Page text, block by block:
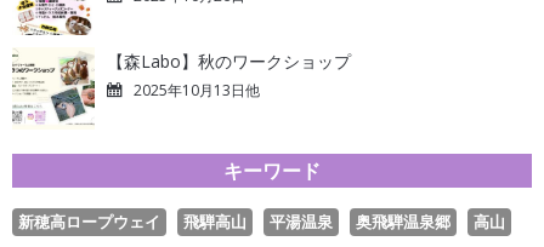
【森Labo】秋のワークショップ
2025年10月13日他
キーワード
新穂高ロープウェイ 飛騨高山 平湯温泉 奥飛騨温泉郷 高山